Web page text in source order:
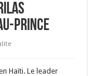
Prince
Haïti. Le leader